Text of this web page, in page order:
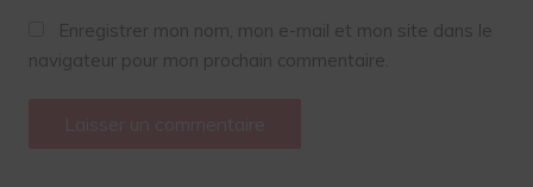
Enregistrer mon nom, mon e-mail et mon site dans le
navigateur pour mon prochain commentaire.